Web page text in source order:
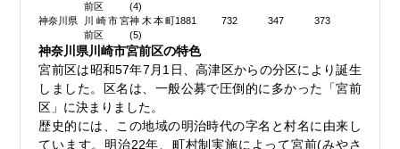
前区
(4)
神奈川県
川崎市宮
前区
神木本町
(5)
1881 732 347 373
神奈川県川崎市宮前区の特色
宮前区は昭和57年7月1日、高津区からの分区により誕生
しました。区名は、一般公募で圧倒的に多かった「宮前
区」に決まりました。
歴史的には、この地域の明治時代の字名と村名に由来し
ています。明治22年、町村制実施によって宮前(みやさ